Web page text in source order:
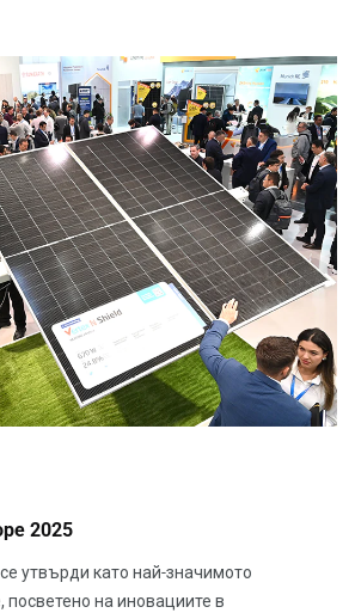
2025
утвърди като най-значимото
посветено на иновациите в